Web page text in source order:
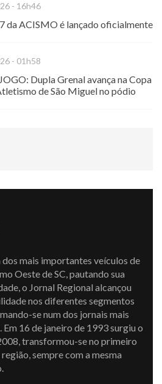
- 16h46
da ACISMO é lançado oficialmente
- 01h58
Dupla Grenal avança na Copa
de São Miguel no pódio
mais importantes veículos de
Oeste de SC, pautando sua
o Jornal Regional alcançou
nos diferentes segmentos
se num dos jornais mais
16 de janeiro de 1993 surgiu o
transformou-se no primeiro
sempre com a mesma